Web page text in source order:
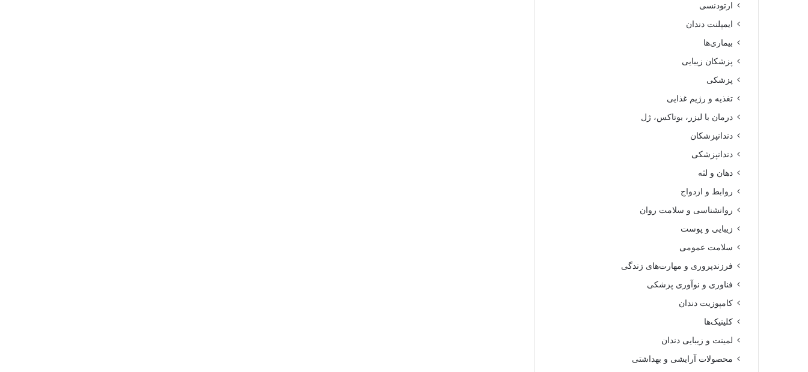
ارتودنسی
ایمپلنت دندان
بیماری‌ها
پزشکان زیبایی
پزشکی
تغذیه و رژیم غذایی
درمان با لیزر، بوتاکس، ژل
دندانپزشکان
دندانپزشکی
دهان و لثه
روابط و ازدواج
روانشناسی و سلامت روان
زیبایی و پوست
سلامت عمومی
فرزندپروری و مهارت‌های زندگی
فناوری و نوآوری پزشکی
کامپوزیت دندان
کلینیک‌ها
لمینت و زیبایی دندان
محصولات آرایشی و بهداشتی